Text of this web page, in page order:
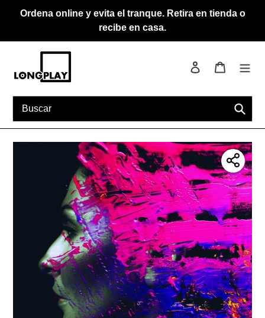
directamente
contenido
Ordena online y evita el tranque. Retira en tienda o
recibe en casa.
Ingresar Carrito